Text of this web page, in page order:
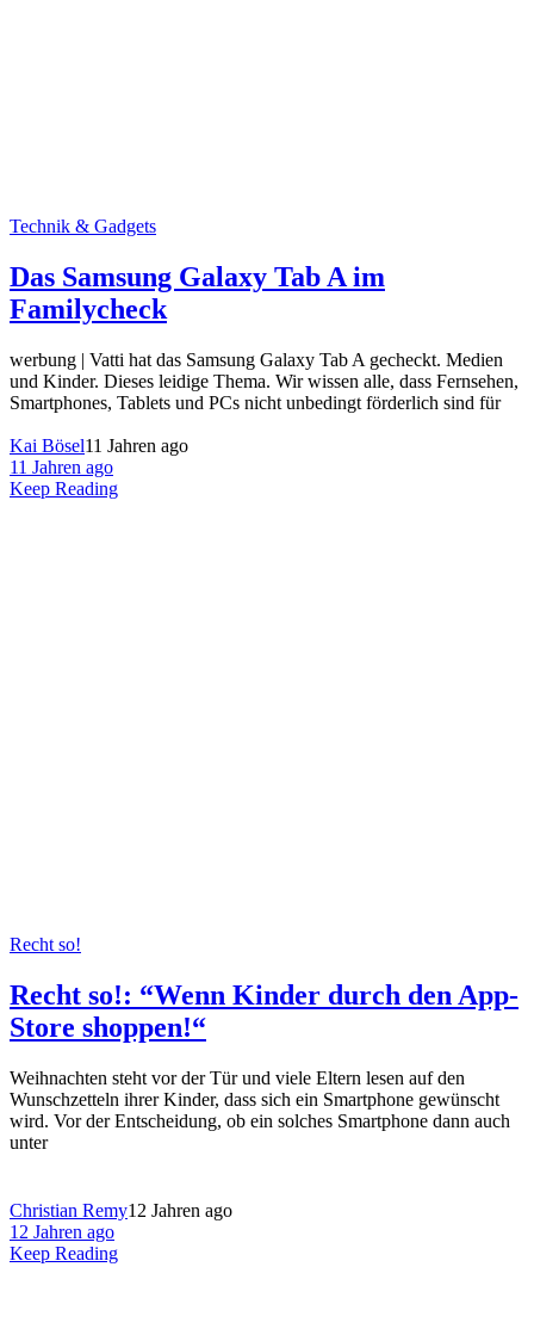
Technik & Gadgets
Das Samsung Galaxy Tab A im
Familycheck
werbung | Vatti hat das Samsung Galaxy Tab A gecheckt. Medien
und Kinder. Dieses leidige Thema. Wir wissen alle, dass Fernsehen,
Smartphones, Tablets und PCs nicht unbedingt förderlich sind für
Kai Bösel11 Jahren ago
11 Jahren ago
Keep Reading
Recht so!
Recht so!: “Wenn Kinder durch den App-
Store shoppen!“
Weihnachten steht vor der Tür und viele Eltern lesen auf den
Wunschzetteln ihrer Kinder, dass sich ein Smartphone gewünscht
wird. Vor der Entscheidung, ob ein solches Smartphone dann auch
unter
Christian Remy12 Jahren ago
12 Jahren ago
Keep Reading